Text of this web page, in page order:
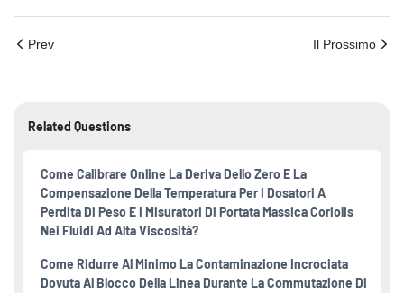
Prev Il Prossimo
Related Questions
Come Calibrare Online La Deriva Dello Zero E La
Compensazione Della Temperatura Per I Dosatori A
Perdita Di Peso E I Misuratori Di Portata Massica Coriolis
Nei Fluidi Ad Alta Viscosità?
Come Ridurre Al Minimo La Contaminazione Incrociata
Dovuta Al Blocco Della Linea Durante La Commutazione Di